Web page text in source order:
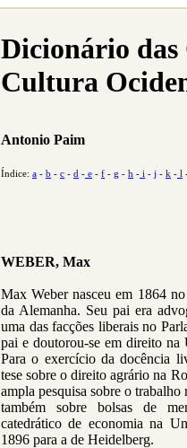
Dicionário das
Cultura
Antonio Paim
Índice: a - b - c - d - e - f - g - h - i - j - k - l
WEBER, Max
Max Weber nasceu em 1864
da Alemanha. Seu pai era
uma das facções liberais no
pai e doutorou-se em direito
Para o exercício da docência
tese sobre o direito agrário na
ampla pesquisa sobre o
também sobre bolsas de
catedrático de economia na
1896 para a de Heidelberg.